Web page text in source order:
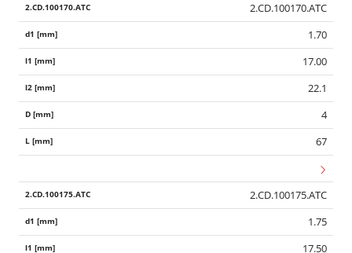
2.CD.100170.ATC
1.70
17.00
22.1
4
67
2.CD.100175.ATC
1.75
17.50